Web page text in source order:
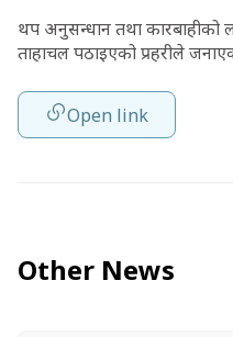
थप अनुसन्धान तथा कारबाहीको
ताहाचल पठाइएको प्रहरीले
Open link
Other News